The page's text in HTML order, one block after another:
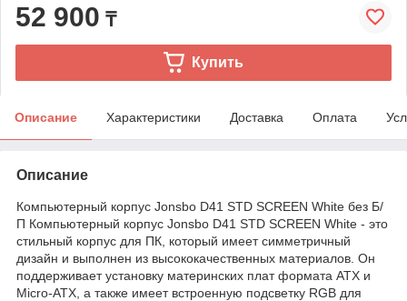
52 900 ₸
Купить
Описание Характеристики Доставка Оплата
Описание
Компьютерный корпус Jonsbo D41 STD SCREEN White без Б/
П Компьютерный корпус Jonsbo D41 STD SCREEN White - это
стильный корпус для ПК, который имеет симметричный
дизайн и выполнен из высококачественных материалов. Он
поддерживает установку материнских плат формата ATX и
Micro-ATX, а также имеет встроенную подсветку RGB для